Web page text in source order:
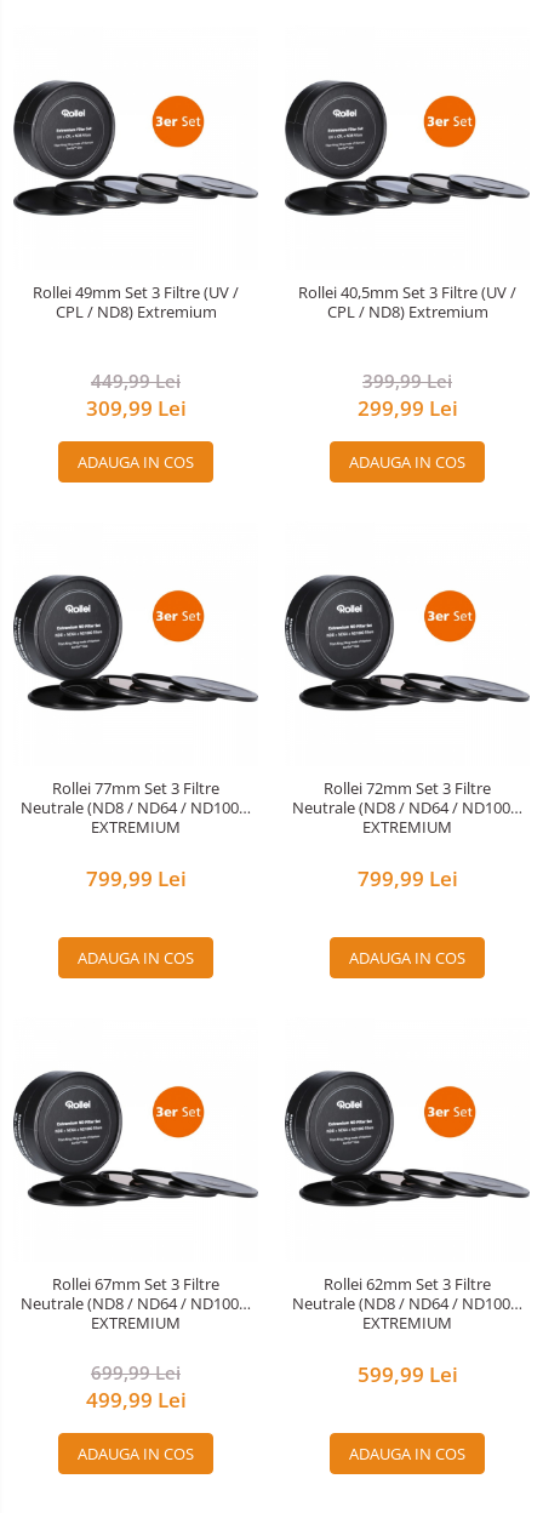
Rollei 49mm Set 3 Filtre (UV /
CPL / ND8) Extremium
449,99 Lei
309,99 Lei
ADAUGA IN COS
Rollei 40,5mm Set 3 Filtre (UV /
CPL / ND8) Extremium
399,99 Lei
299,99 Lei
ADAUGA IN COS
Rollei 77mm Set 3 Filtre
Neutrale (ND8 / ND64 / ND1000)
EXTREMIUM
799,99 Lei
ADAUGA IN COS
Rollei 72mm Set 3 Filtre
Neutrale (ND8 / ND64 / ND1000)
EXTREMIUM
799,99 Lei
ADAUGA IN COS
Rollei 67mm Set 3 Filtre
Neutrale (ND8 / ND64 / ND1000)
EXTREMIUM
699,99 Lei
499,99 Lei
ADAUGA IN COS
Rollei 62mm Set 3 Filtre
Neutrale (ND8 / ND64 / ND1000)
EXTREMIUM
599,99 Lei
ADAUGA IN COS